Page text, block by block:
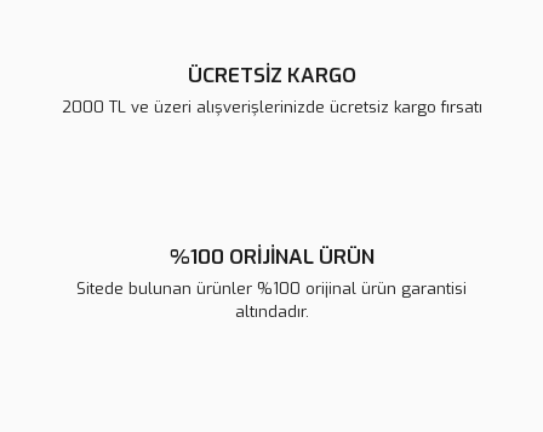
ÜCRETSİZ KARGO
2000 TL ve üzeri alışverişlerinizde ücretsiz kargo fırsatı
%100 ORİJİNAL ÜRÜN
Sitede bulunan ürünler %100 orijinal ürün garantisi
altındadır.